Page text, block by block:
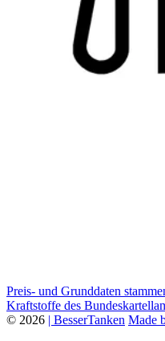
Preis- und Grunddaten
Kraftstoffe des
© 2026 | BesserTanken Made